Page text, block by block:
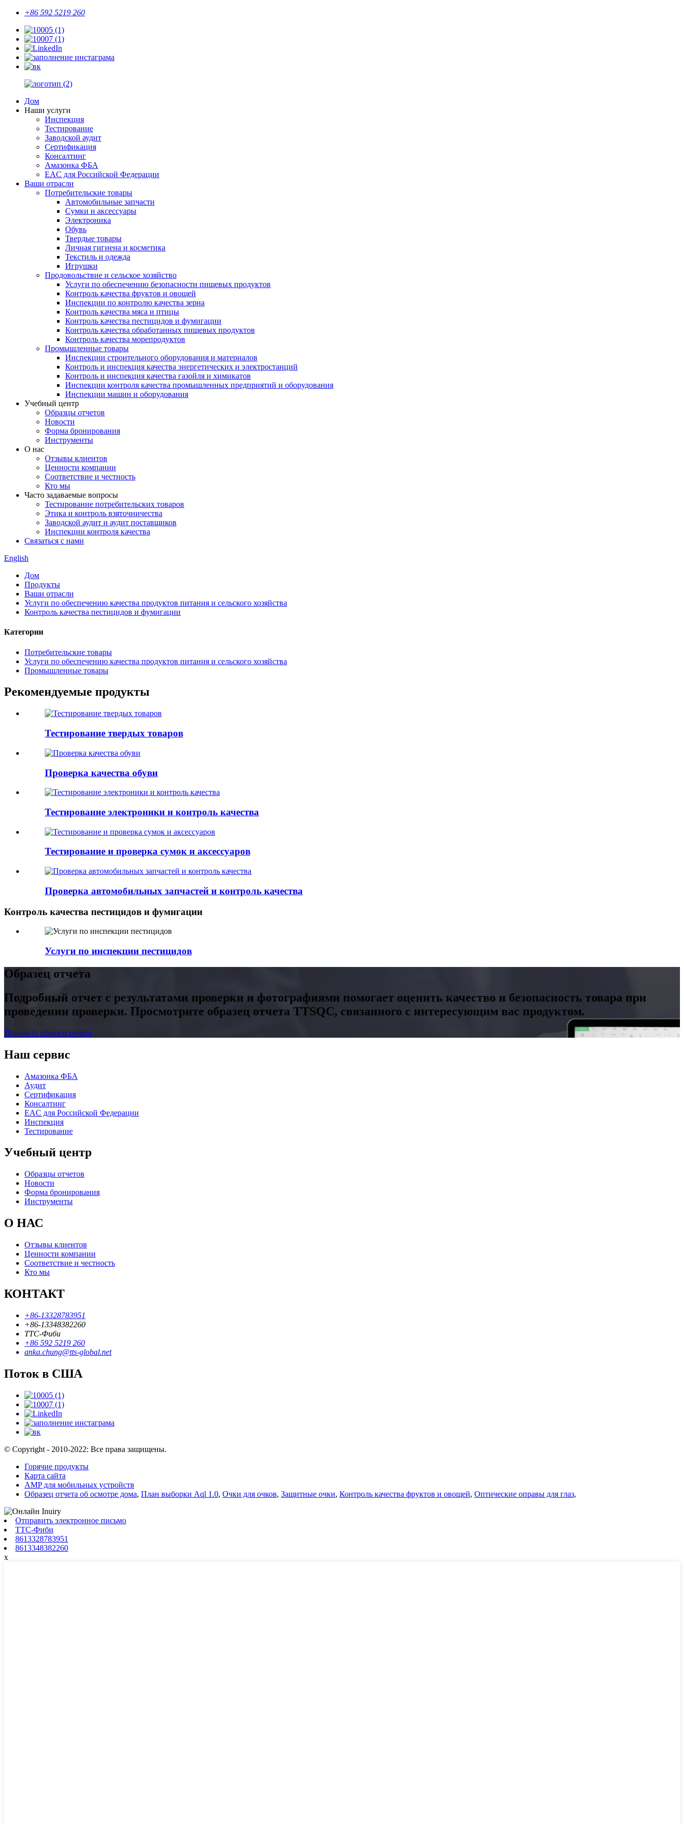
+86 592 5219 260
Дом
Наши услуги
Инспекция
Тестирование
Заводской аудит
Сертификация
Консалтинг
Амазонка ФБА
EAC для Российской Федерации
Ваши отрасли
Потребительские товары
Автомобильные запчасти
Сумки и аксессуары
Электроника
Обувь
Твердые товары
Личная гигиена и косметика
Текстиль и одежда
Игрушки
Продовольствие и сельское хозяйство
Услуги по обеспечению безопасности пищевых продуктов
Контроль качества фруктов и овощей
Инспекции по контролю качества зерна
Контроль качества мяса и птицы
Контроль качества пестицидов и фумигации
Контроль качества обработанных пищевых продуктов
Контроль качества морепродуктов
Промышленные товары
Инспекции строительного оборудования и материалов
Контроль и инспекция качества энергетических и электростанций
Контроль и инспекция качества газойля и химикатов
Инспекции контроля качества промышленных предприятий и оборудования
Инспекции машин и оборудования
Учебный центр
Образцы отчетов
Новости
Форма бронирования
Инструменты
О нас
Отзывы клиентов
Ценности компании
Соответствие и честность
Кто мы
Часто задаваемые вопросы
Тестирование потребительских товаров
Этика и контроль взяточничества
Заводской аудит и аудит поставщиков
Инспекции контроля качества
Связаться с нами
English
Дом
Продукты
Ваши отрасли
Услуги по обеспечению качества продуктов питания и сельского хозяйства
Контроль качества пестицидов и фумигации
Категории
Потребительские товары
Услуги по обеспечению качества продуктов питания и сельского хозяйства
Промышленные товары
Рекомендуемые продукты
Тестирование твердых товаров
Проверка качества обуви
Тестирование электроники и контроль качества
Тестирование и проверка сумок и аксессуаров
Проверка автомобильных запчастей и контроль качества
Контроль качества пестицидов и фумигации
Услуги по инспекции пестицидов
Образец отчета
Подробный отчет с результатами проверки и фотографиями помогает оценить качество и безопасность товара при
проведении проверки. Просмотрите образец отчета TTSQC, связанного с интересующим вас продуктом.
Получить образец отчета
Наш сервис
Амазонка ФБА
Аудит
Сертификация
Консалтинг
EAC для Российской Федерации
Инспекция
Тестирование
Учебный центр
Образцы отчетов
Новости
Форма бронирования
Инструменты
О НАС
Отзывы клиентов
Ценности компании
Соответствие и честность
Кто мы
КОНТАКТ
+86-13328783951
+86-13348382260
ТТС-Фиби
+86 592 5219 260
anka.chung@tts-global.net
Поток в США
© Copyright - 2010-2022: Все права защищены.
Горячие продукты
Карта сайта
AMP для мобильных устройств
Образец отчета об осмотре дома, План выборки Aql 1.0, Очки для очков, Защитные очки, Контроль качества фруктов и овощей, Оптические оправы для глаз,
Отправить электронное письмо
ТТС-Фиби
8613328783951
8613348382260
x